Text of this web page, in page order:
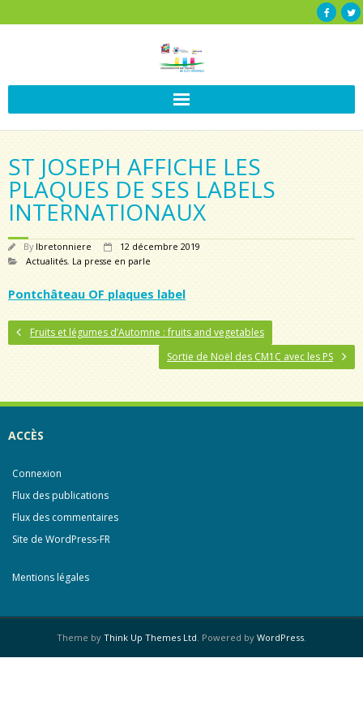
ST JOSEPH AFFICHE LES
PLAQUES DE SES LABELS
INTERNATIONAUX
By lbretonniere
12 décembre 2019
Actualités, La presse en parle
Pontchâteau OF plaques label
Fruits et légumes d’Automne : fruits and vegetables
Sortie de Noël des CM1C avec les PS
ACCÈS
Connexion
Flux des publications
Flux des commentaires
Site de WordPress-FR
Mentions légales
Theme by Think Up Themes Ltd. Powered by WordPress.